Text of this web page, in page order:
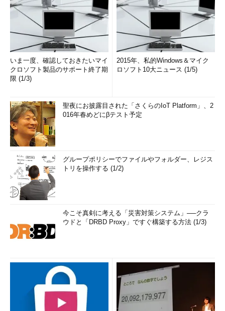
いま一度、確認しておきたいマイ
クロソフト製品のサポート終了期
限 (1/3)
2015年、私的Windows＆マイク
ロソフト10大ニュース (1/5)
聖夜にお披露目された「さくらのIoT Platform」、2
016年春めどにβテスト予定
グループポリシーでファイルやフォルダー、レジス
トリを操作する (1/2)
今こそ真剣に考える「災害対策システム」──クラ
ウドと「DRBD Proxy」ですぐ構築する方法 (1/3)